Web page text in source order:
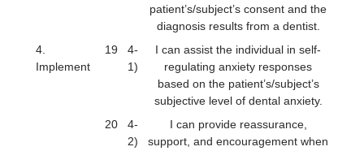
patient’s/subject’s consent and the
diagnosis results from a dentist.
4.
Implement
19
4-
1)
I can assist the individual in self-
regulating anxiety responses
based on the patient’s/subject’s
subjective level of dental anxiety.
20
4-
2)
I can provide reassurance,
support, and encouragement when